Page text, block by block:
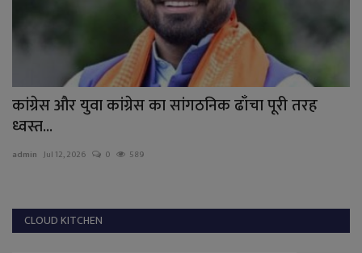
कांग्रेस और युवा कांग्रेस का सांगठनिक ढाँचा पूरी तरह
ध्वस्त...
admin Jul 12, 2026 0 589
CLOUD KITCHEN